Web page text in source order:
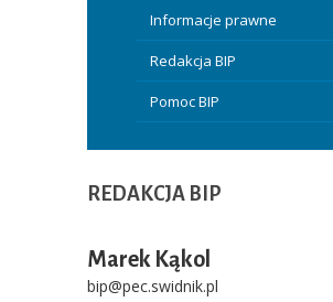
Informacje prawne
Redakcja BIP
Pomoc BIP
REDAKCJABIP
Marek Kąkol
bip@pec.swidnik.pl